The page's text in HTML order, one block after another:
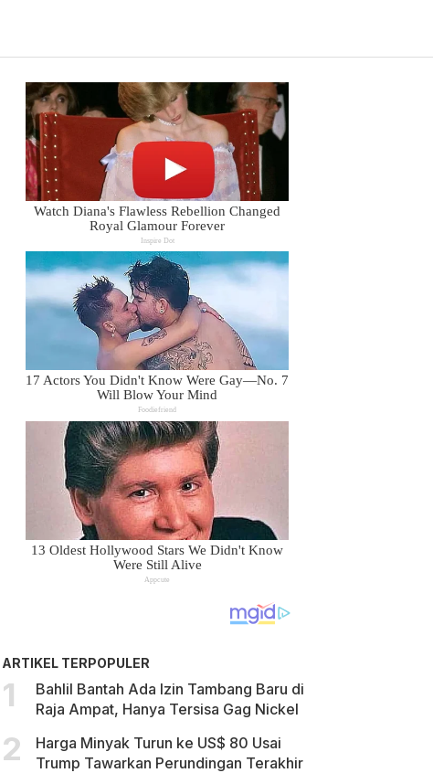
ARTIKEL TERPOPULER
Bahlil Bantah Ada Izin Tambang Baru di
Raja Ampat, Hanya Tersisa Gag Nickel
Harga Minyak Turun ke US$ 80 Usai
Trump Tawarkan Perundingan Terakhir